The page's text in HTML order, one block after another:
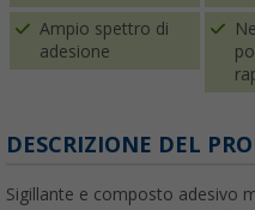
Ampio spettro di
adesione
DESCRIZIONE DEL
Sigillante e composto adesivo